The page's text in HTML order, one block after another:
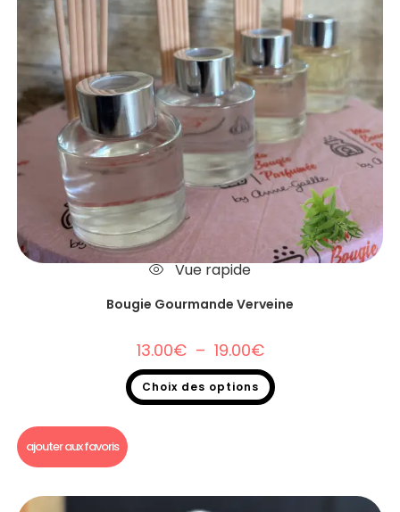
Vue rapide
Bougie Gourmande Verveine
13.00€ – 19.00€
Choix des options
ajouter aux favoris